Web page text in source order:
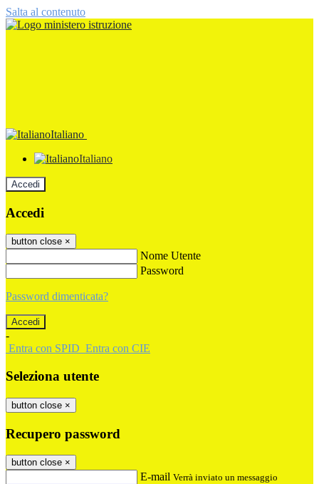
Salta al contenuto
Italiano
Italiano
Accedi
Accedi
button close ×
Nome Utente
Password
Password dimenticata?
-
Entra con SPID Entra con CIE
Seleziona utente
button close ×
Recupero password
button close ×
E-mail Verrà inviato un messaggio